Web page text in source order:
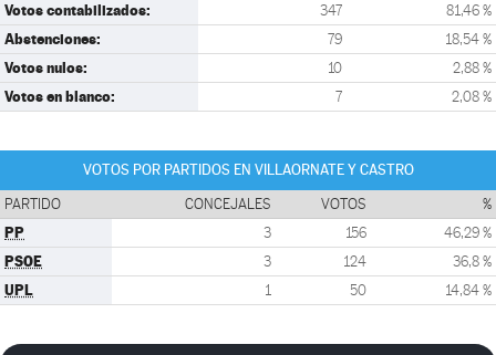
Votos contabilizados: 347 81,46 %
Abstenciones: 79 18,54 %
Votos nulos: 10 2,88 %
Votos en blanco: 7 2,08 %
VOTOS POR PARTIDOS EN VILLAORNATE Y CASTRO
PARTIDO CONCEJALES VOTOS %
PP 3 156 46,29 %
PSOE 3 124 36,8 %
UPL 1 50 14,84 %